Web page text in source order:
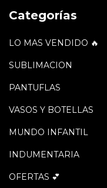
Categorías
LO MAS VENDIDO 🔥
SUBLIMACION
PANTUFLAS
VASOS Y BOTELLAS
MUNDO INFANTIL
INDUMENTARIA
OFERTAS 💕